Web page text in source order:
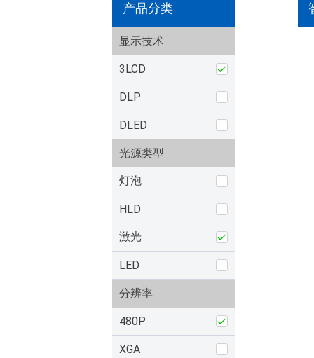
产品分类
显示技术
3LCD
DLP
DLED
光源类型
灯泡
HLD
激光
LED
分辨率
480P
XGA